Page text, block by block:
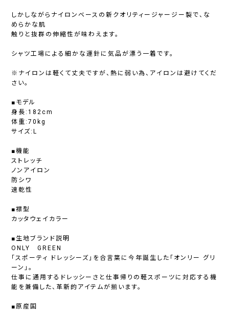
しかしながらナイロンベースの新クオリティージャージー製で、な
めらかな肌
触りと抜群の伸縮性が味わえます。
シャツ工場による細かな運針に気品が漂う一着です。
※ナイロンは軽くて丈夫ですが、熱に弱い為、アイロンは避けてくだ
さい。
■モデル
身長:182cm
体重:70kg
サイズ:L
■機能
ストレッチ
ノンアイロン
防シワ
速乾性
■襟型
カッタウェイカラー
■生地ブランド説明
ONLY GREEN
「スポーティ ドレッシーズ」を合言葉に今年誕生した「オンリー グリ
ーン」。
仕事に通用するドレッシーさと仕事帰りの軽スポーツに対応する機
能を兼備した、革新的アイテムが揃います。
■原産国